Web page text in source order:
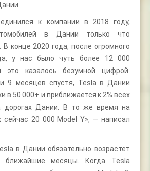
к компании в 2018 году,
в Дании только что
конце 2020 года, после огромного
у нас было чуть более 12 000
это казалось безумной цифрой.
9 месяцев спустя, Tesla в Дании
в 50 000+ и приближается к 2% всех
дорогах Дании. В то же время на
сейчас 20 000 Model Y», — написал
в Дании обязательно возрастет
месяцы. Когда Tesla